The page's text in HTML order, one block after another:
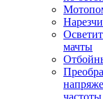
мачты
частоты